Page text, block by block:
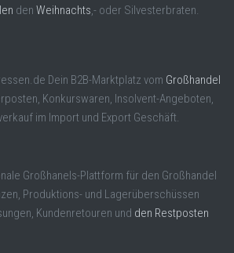
den Weihnachts,- oder Silvesterbraten.
Dein B2B-Marktplatz vom Großhandel
Konkurswaren, Insolvent-Angeboten,
im Import und Export Geschäft.
Großhanels-Plattform für den Großhandel
Produktions- und Lagerüberschüssen
Kundenretouren und den Restposten